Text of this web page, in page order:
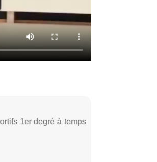
1er degré à temps